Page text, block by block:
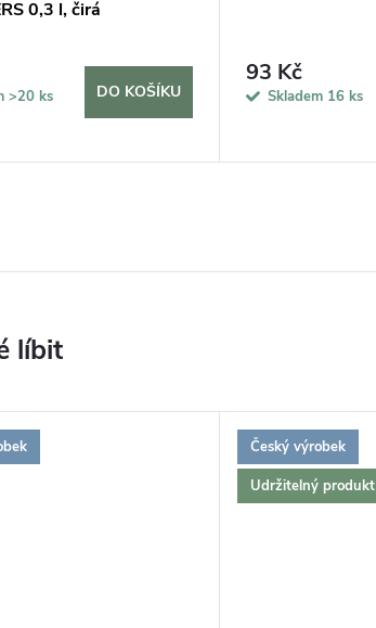
0,3 l, čirá
>20 ks DO KOŠÍKU
93 Kč
Skladem 16 ks
Český výrobek
Udržitelný produkt